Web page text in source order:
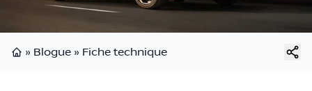
» Blogue » Fiche technique